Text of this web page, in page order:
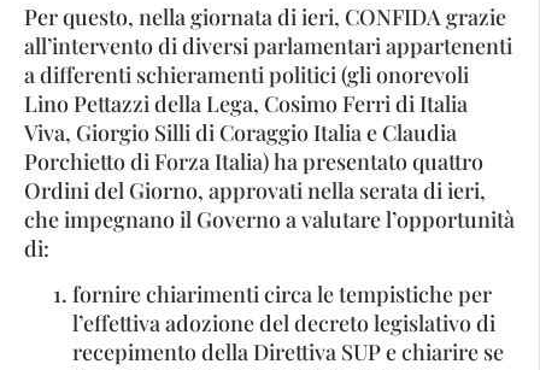
Per questo, nella giornata di ieri, CONFIDA grazie
all’intervento di diversi parlamentari appartenenti
a differenti schieramenti politici (gli onorevoli
Lino Pettazzi della Lega, Cosimo Ferri di Italia
Viva, Giorgio Silli di Coraggio Italia e Claudia
Porchietto di Forza Italia) ha presentato quattro
Ordini del Giorno, approvati nella serata di ieri,
che impegnano il Governo a valutare l’opportunità
di:
fornire chiarimenti circa le tempistiche per
l’effettiva adozione del decreto legislativo di
recepimento della Direttiva SUP e chiarire se